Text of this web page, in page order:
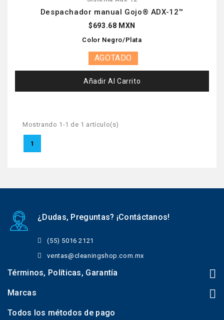
Despachador manual Gojo® ADX-12™
$693.68 MXN
Color Negro/Plata
AGOTADO
Añadir Al Carrito
Mostrando 1-1 de 1 artículo(s)
1
¿Dudas, Preguntas? ¡Contáctanos!
(55) 5016 2121
ventas@cleaningshop.com.mx
Términos, Políticas, Garantía
Marcas
Todos los métodos de pago